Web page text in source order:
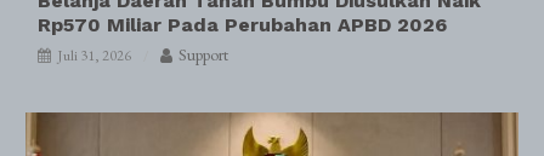
Rp570 Miliar Pada Perubahan APBD 2026
Juli 31, 2026 Support